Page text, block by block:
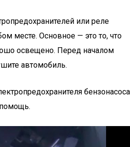
или реле
месте. Основное — это то, что
освещено. Перед началом
автомобиль.
бензонасоса